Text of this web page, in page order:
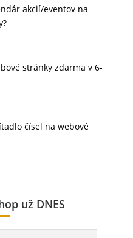
akcií/eventov na
stránky zdarma v 6-
čísel na webové
už DNES